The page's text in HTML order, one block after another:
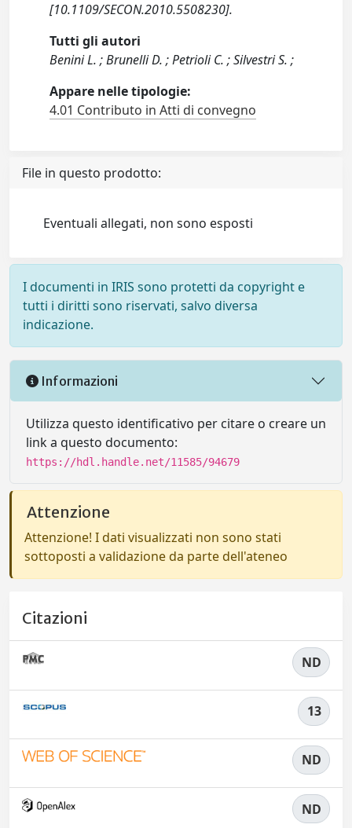
[10.1109/SECON.2010.5508230].
Tutti gli autori
Benini L. ; Brunelli D. ; Petrioli C. ; Silvestri S. ;
Appare nelle tipologie:
4.01 Contributo in Atti di convegno
File in questo prodotto:
Eventuali allegati, non sono esposti
I documenti in IRIS sono protetti da copyright e
tutti i diritti sono riservati, salvo diversa
indicazione.
Informazioni
Utilizza questo identificativo per citare o creare un
link a questo documento:
https://hdl.handle.net/11585/94679
Attenzione
Attenzione! I dati visualizzati non sono stati
sottoposti a validazione da parte dell'ateneo
Citazioni
ND
13
ND
ND